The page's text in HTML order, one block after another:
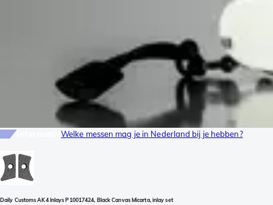
Welke messen mag je in Nederland bij je hebben?
Daily Customs AK4 Inlays P10017424, Black Canvas Micarta, inlay set